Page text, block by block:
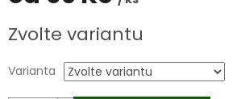
cena:
Zvolte variantu
Varianta